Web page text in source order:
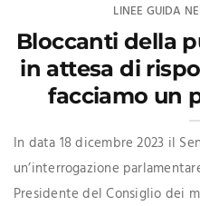
LINEE GUIDA
Bloccanti della
in attesa di
facciamo un
In data 18 dicembre 2023 il
un’interrogazione
Presidente del Consiglio dei